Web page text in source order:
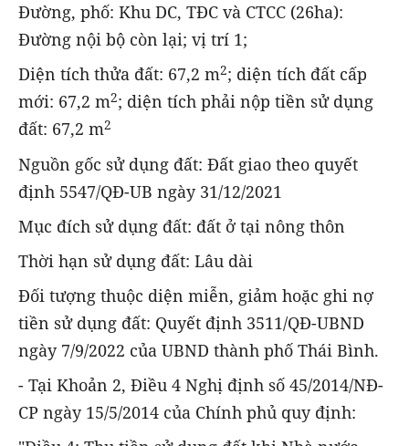
Đường, phố: Khu DC, TĐC và CTCC (26ha):
Đường nội bộ còn lại; vị trí 1;
Diện tích thửa đất: 67,2 m2; diện tích đất cấp
mới: 67,2 m2; diện tích phải nộp tiền sử dụng
đất: 67,2 m2
Nguồn gốc sử dụng đất: Đất giao theo quyết
định 5547/QĐ-UB ngày 31/12/2021
Mục đích sử dụng đất: đất ở tại nông thôn
Thời hạn sử dụng đất: Lâu dài
Đối tượng thuộc diện miễn, giảm hoặc ghi nợ
tiền sử dụng đất: Quyết định 3511/QĐ-UBND
ngày 7/9/2022 của UBND thành phố Thái Bình.
- Tại Khoản 2, Điều 4 Nghị định số 45/2014/NĐ-
CP ngày 15/5/2014 của Chính phủ quy định: